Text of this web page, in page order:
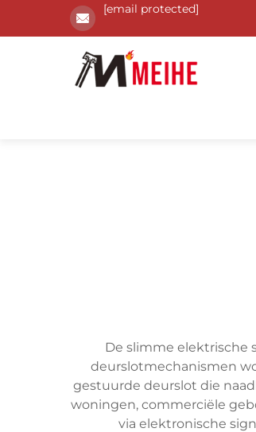
[email protected]
De slimme elektrische
deurslotmechanismen
gestuurde deurslot die
woningen, commerciële
via elektronische